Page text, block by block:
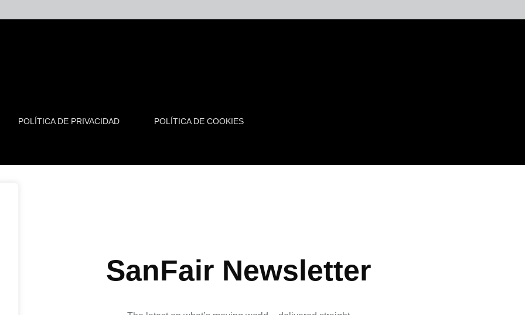
POLÍTICA DE PRIVACIDAD POLÍTICA DE COOKIES
SanFair Newsletter